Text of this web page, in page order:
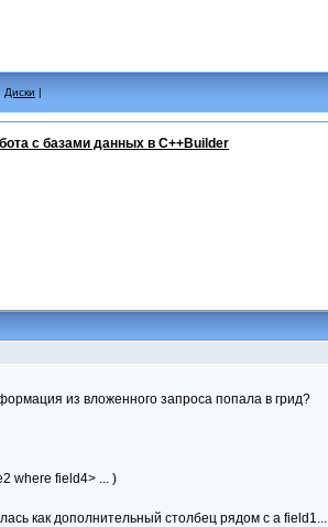
Диски |
с базами данных в C++Builder
из вложенного запроса попала в грид?
where field4> ... )
как дополнительный столбец рядом с а field1...